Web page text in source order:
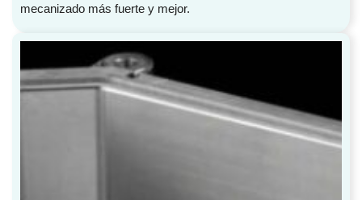
mecanizado más fuerte y mejor.